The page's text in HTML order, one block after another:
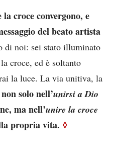
croce convergono, e
del beato artista
di noi: sei stato illuminato
croce, ed è soltanto
la luce. La via unitiva, la
non solo nell’unirsi a Dio
ma nell’unire la croce
propria vita. ◊